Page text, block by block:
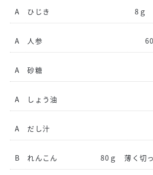
A ひじき 8ｇ
A 人参
A 砂糖
A しょう油
A だし汁
B れんこん 80ｇ 薄く切